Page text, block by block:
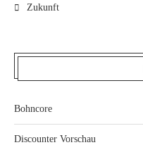
Zukunft
Bohncore
Discounter Vorschau